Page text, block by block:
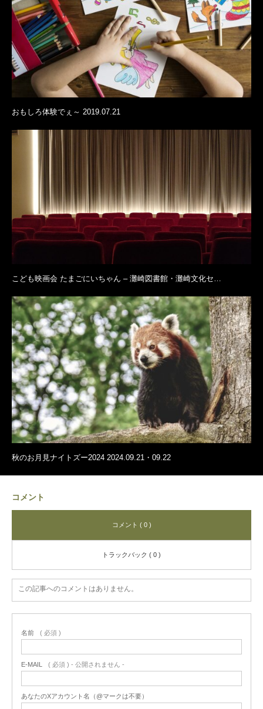
おもしろ体験でぇ～ 2019.07.21
こども映画会 たまごにいちゃん – 灘崎図書館・灘崎文化セ…
秋のお月見ナイトズー2024 2024.09.21・09.22
コメント
コメント ( 0 )
トラックバック ( 0 )
この記事へのコメントはありません。
名前 ( 必須 )
E-MAIL ( 必須 ) - 公開されません -
あなたのXアカウント名（@マークは不要）